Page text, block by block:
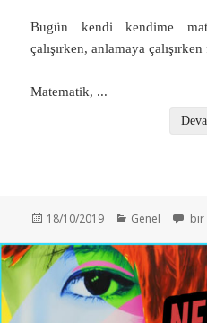
Bugün kendi kendime
çalışırken, anlamaya
Matematik, ...
Yayın
18/10/2019 Kategoriler
Genel bir